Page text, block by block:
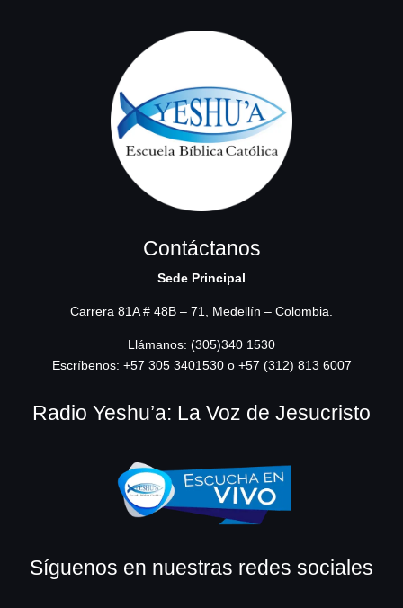
Contáctanos
Sede Principal
Carrera 81A # 48B – 71, Medellín – Colombia.
Llámanos: (305)340 1530
Escríbenos: ‪+57 305 3401530‬o +57 (312) 813 6007
Radio Yeshu’a: La Voz de Jesucristo
Síguenos en nuestras redes sociales